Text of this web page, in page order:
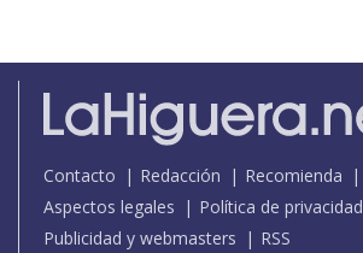
Contacto Redacción Recomienda
Aspectos legales
Política de privacidad
Publicidad y webmasters
RSS